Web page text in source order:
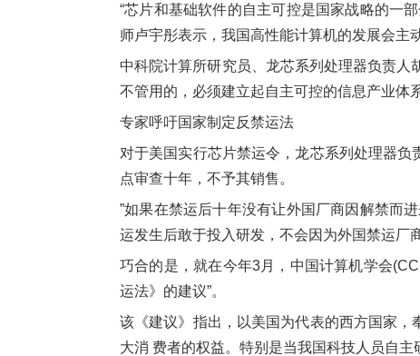
“芯片和基础软件的自主可控是国家战略的一
师卢宇彤表示，我国高性能计算机的发展会主
中科院计算所研究员、龙芯系列处理器负责
不管用的，必须建立起自主可控的信息产业体
专家呼吁国家制定反禁运法
对于美国实行芯片禁运令，龙芯系列处理器
点审查十年，不予其销售。
”如果在禁运后十年没有让外国厂商因解禁而
运发生后敢于投入研发，不会因为外国禁运厂
巧合的是，就在今年3月，中国计算机学会
运法》的建议”。
该《建议》指出，以美国为代表的西方国家
大消 费者的权益。特别是当我国科技人员自